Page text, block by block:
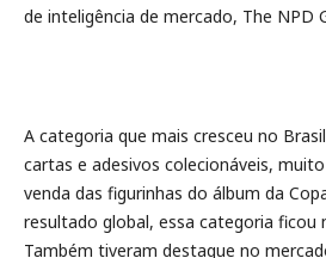
de inteligência de mercado, The NPD
A categoria que mais cresceu no
cartas e adesivos colecionáveis,
venda das figurinhas do álbum da
resultado global, essa categoria ficou
Também tiveram destaque no